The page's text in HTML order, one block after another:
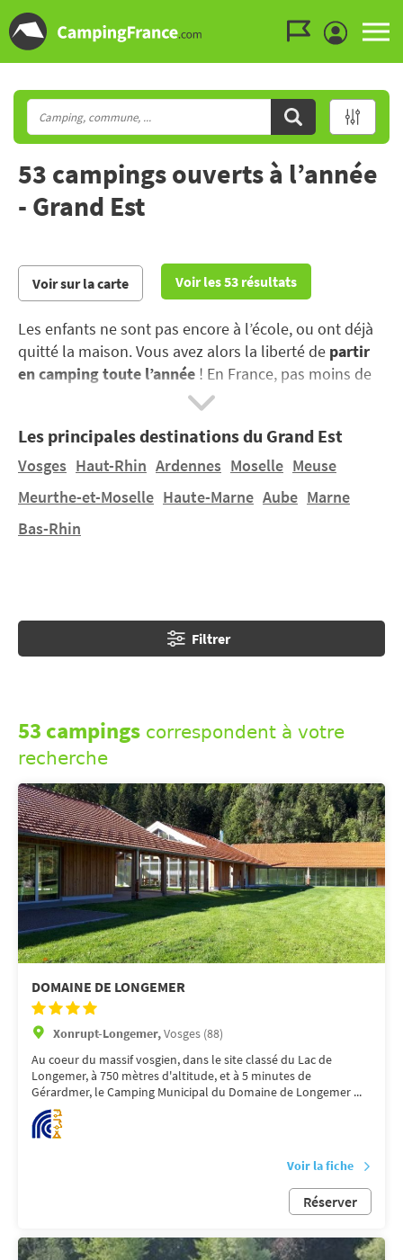
53 campings ouverts à l’année
- Grand Est
Voir sur la carte Voir les 53 résultats
Les enfants ne sont pas encore à l’école, ou ont déjà
quitté la maison. Vous avez alors la liberté de partir
en camping toute l’année ! En France, pas moins de
1300 campings sont ouverts toute l’année, dans
camping sera toujours à un tarif très intéressant
quand vous partez hors-saison.
Les principales destinations du Grand Est
Vosges Haut-Rhin Ardennes Moselle Meuse
Meurthe-et-Moselle Haute-Marne Aube Marne
Bas-Rhin
Filtrer
53 campings correspondent à votre
recherche
DOMAINE DE LONGEMER
Xonrupt-Longemer,Vosges (88)
Au coeur du massif vosgien, dans le site classé du Lac de
Longemer, à 750 mètres d'altitude, et à 5 minutes de
Gérardmer, le Camping Municipal du Domaine de Longemer ...
Voir la fiche
Réserver